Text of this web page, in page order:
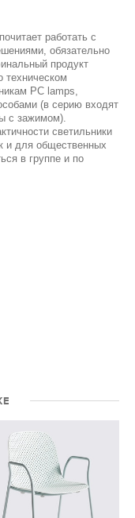
работать с
обязательно
продукт
техническом
PC lamps,
(в серию входят
с зажимом).
светильники
и для общественных
в группе и по